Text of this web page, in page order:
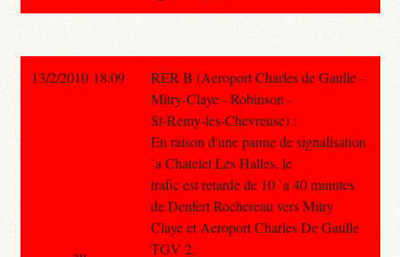
13/2/2010 18:09
RER B (Aeroport Charles de Gaulle -
Mitry-Claye - Robinson -
St-Remy-les-Chevreuse) :
En raison d'une panne de signalisation
`a Chatelet Les Halles, le
trafic est retarde de 10 `a 40 minutes
de Denfert Rochereau vers Mitry
Claye et Aeroport Charles De Gaulle
TGV 2.